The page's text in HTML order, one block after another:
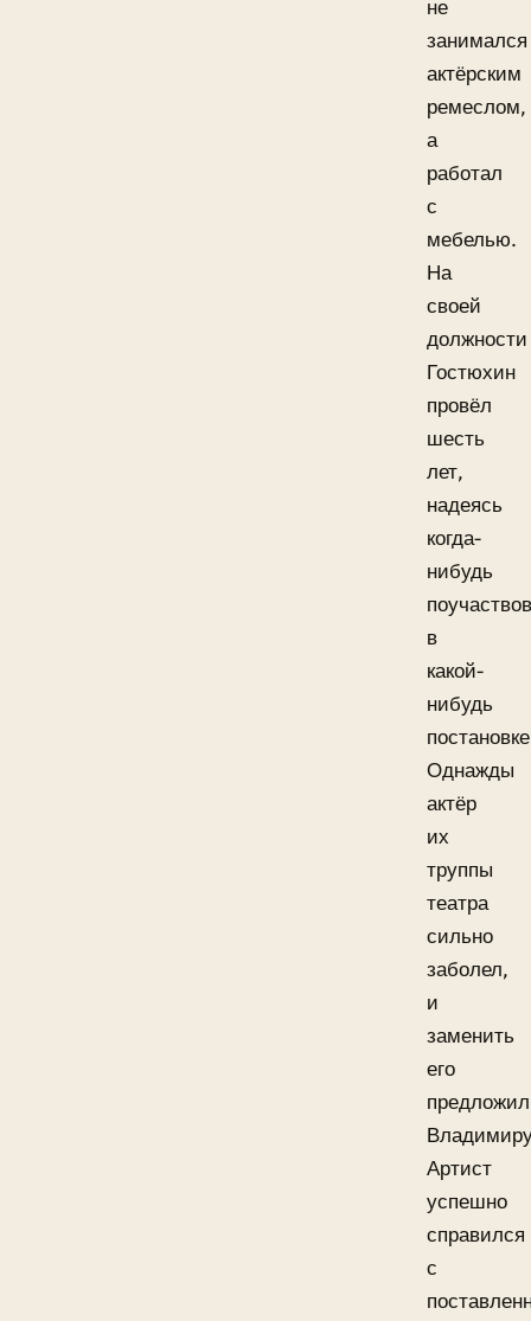
не
занимался
актёрским
ремеслом,
а
работал
с
мебелью.
На
своей
должности
Гостюхин
провёл
шесть
лет,
надеясь
когда-
нибудь
в
какой-
нибудь
Однажды
актёр
их
труппы
театра
сильно
заболел,
и
заменить
его
Артист
успешно
справился
с